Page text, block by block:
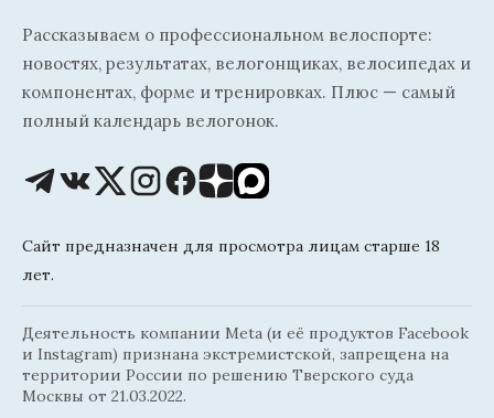
Рассказываем о профессиональном велоспорте:
новостях, результатах, велогонщиках, велосипедах и
компонентах, форме и тренировках. Плюс — самый
полный календарь велогонок.
Сайт предназначен для просмотра лицам старше 18
лет.
Деятельность компании Meta (и её продуктов Facebook
и Instagram) признана экстремистской, запрещена на
территории России по решению Тверского суда
Москвы от 21.03.2022.